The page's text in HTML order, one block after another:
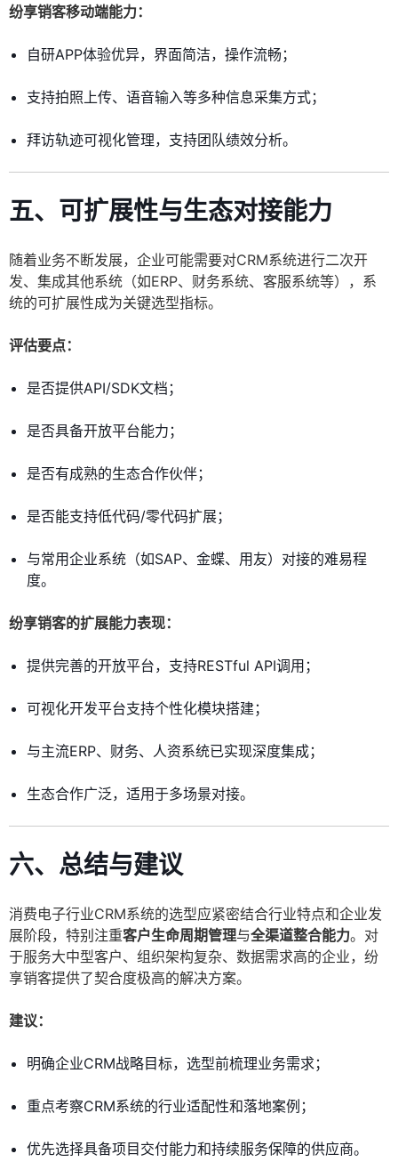
纷享销客移动端能力：
自研APP体验优异，界面简洁，操作流畅；
支持拍照上传、语音输入等多种信息采集方式；
拜访轨迹可视化管理，支持团队绩效分析。
五、可扩展性与生态对接能力
随着业务不断发展，企业可能需要对CRM系统进行二次开
发、集成其他系统（如ERP、财务系统、客服系统等），系
统的可扩展性成为关键选型指标。
评估要点：
是否提供API/SDK文档；
是否具备开放平台能力；
是否有成熟的生态合作伙伴；
是否能支持低代码/零代码扩展；
与常用企业系统（如SAP、金蝶、用友）对接的难易程
度。
纷享销客的扩展能力表现：
提供完善的开放平台，支持RESTful API调用；
可视化开发平台支持个性化模块搭建；
与主流ERP、财务、人资系统已实现深度集成；
生态合作广泛，适用于多场景对接。
六、总结与建议
消费电子行业CRM系统的选型应紧密结合行业特点和企业发
展阶段，特别注重客户生命周期管理与全渠道整合能力。对
于服务大中型客户、组织架构复杂、数据需求高的企业，纷
享销客提供了契合度极高的解决方案。
建议：
明确企业CRM战略目标，选型前梳理业务需求；
重点考察CRM系统的行业适配性和落地案例；
优先选择具备项目交付能力和持续服务保障的供应商。